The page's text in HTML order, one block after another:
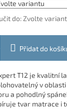
do: Zvolte
Přidat do
T12 je kvalitní
v
a pohodlný
tvar matrace i